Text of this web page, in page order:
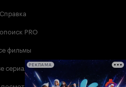
Справка
PRO
фильмы
сериалыРЕКЛАМА